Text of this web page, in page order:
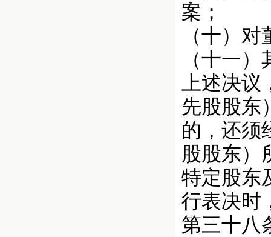
案；
（十）
（十一
上述决
先股股东
的，还须
股股东）
特定股东
行表决时
第三十八